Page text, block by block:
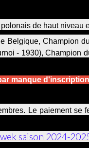
de haut niveau
Belgique, Champion
- 1930),
manque
Le paiement se
saison 2024-